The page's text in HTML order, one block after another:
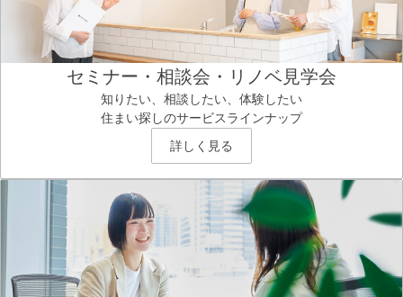
セミナー・相談会・リノベ見学会
知りたい、相談したい、体験したい
住まい探しのサービスラインナップ
詳しく見る